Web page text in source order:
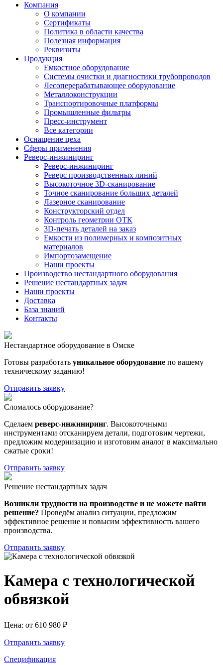
Компания
О компании
Сертификаты
Политика в области качества
Полезная информация
Реквизиты
Продукция
Емкостное оборудование
Системы очистки и диагностики трубопроводов
Лесоперерабатывающее оборудование
Металлоконструкции
Транспортировочные платформы
Промышленные фильтры
Пресс-инструмент
Все категории
Оснащение цеха
Сферы применения
Реверс-инжиниринг
Реверс-инжиниринг
Реверс производственных линий
Высокоточное 3D-сканирование
Точное сканирование больших деталей
Лазерное сканирование
Конструкторский отдел
Контроль геометрии ОТК
3D-печать деталей на заказ
Емкости из полимерных и композитных
материалов
Импортозамещение
Наши проекты
Производство нестандартного оборудования
Решение нестандартных задач
Наши проекты
Доставка
База знаний
Контакты
Нестандартное оборудование в Омске
Готовы разработать уникальное оборудование по вашему
техническому заданию!
Отправить заявку
Сломалось оборудование?
Сделаем реверс-инжиниринг. Высокоточными
инструментами отсканируем детали, подготовим чертежи,
предложим модернизацию и изготовим аналог в максимально
сжатые сроки!
Отправить заявку
Решение нестандартных задач
Возникли трудности на производстве и не можете найти
решение? Проведём анализ ситуации, предложим
эффективное решение и повысим эффективность вашего
производства.
Отправить заявку
Камера с технологической
обвязкой
Цена: от 610 980 ₽
Отправить заявку
Спецификация